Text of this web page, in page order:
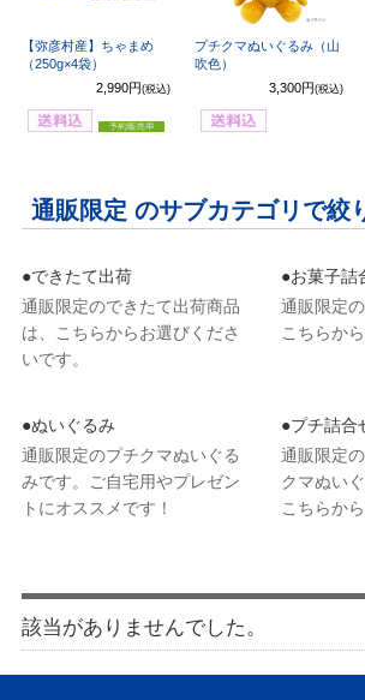
【弥彦村産】ちゃまめ
（250g×4袋）
2,990円 (税込)
プチクマぬいぐるみ（山
吹色）
3,300円 (税込)
通販限定 のサブカテゴリで絞
●できたて出荷
通販限定のできたて出荷商品
は、こちらからお選びくださ
いです。
●お菓子詰
通販限定
こちらか
●ぬいぐるみ
通販限定のプチクマぬいぐる
みです。ご自宅用やプレゼン
トにオススメです！
●プチ詰合
通販限定
クマぬい
こちらか
該当がありませんでした。